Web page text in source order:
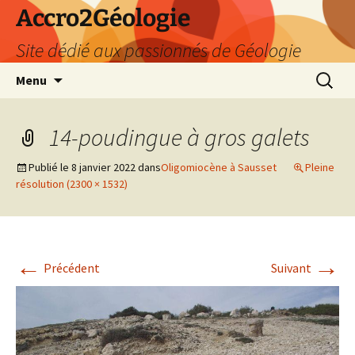
Accro2Géologie
Site dédié aux passionnés de Géologie
Menu
14-poudingue à gros galets
Publié le 8 janvier 2022dansOligomiocène à Sausset
Pleine
résolution (2300 × 1532)
← Précédent Suivant →